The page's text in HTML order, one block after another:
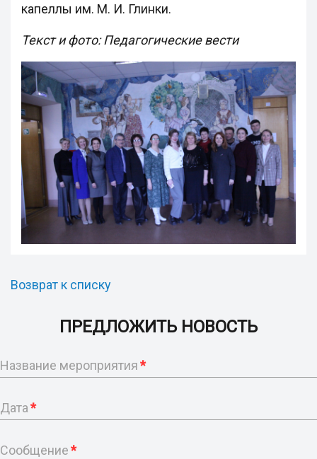
капеллы им. М. И. Глинки.
Текст и фото: Педагогические вести
Возврат к списку
ПРЕДЛОЖИТЬ НОВОСТЬ
Название мероприятия*
Дата*
Сообщение*